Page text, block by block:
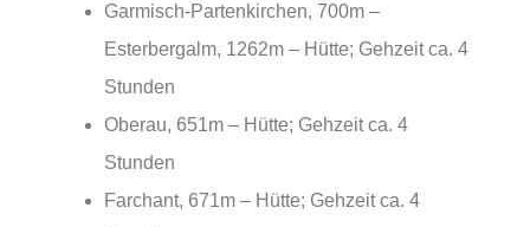
Garmisch-Partenkirchen, 700m –
Esterbergalm, 1262m – Hütte; Gehzeit ca. 4
Stunden
Oberau, 651m – Hütte; Gehzeit ca. 4
Stunden
Farchant, 671m – Hütte; Gehzeit ca. 4